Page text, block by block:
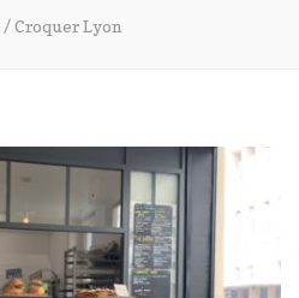
/ Croquer Lyon